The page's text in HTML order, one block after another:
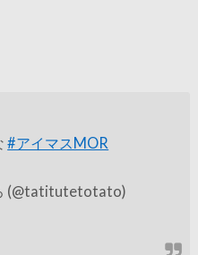
#アイマスMOR
(@tatitutetotato)